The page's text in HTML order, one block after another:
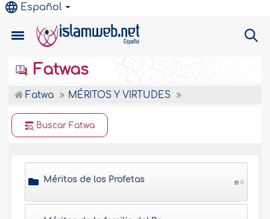
Español
Fatwas
Fatwa MÉRITOS Y VIRTUDES
Buscar Fatwa
Méritos de los Profetas 6